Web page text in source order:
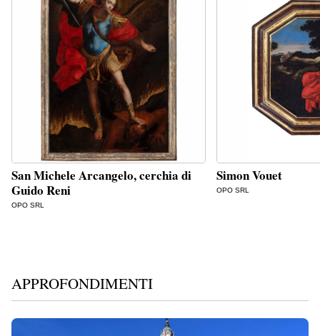
San Michele Arcangelo, cerchia di
Guido Reni
OPO SRL
Simon Vouet
OPO SRL
APPROFONDIMENTI